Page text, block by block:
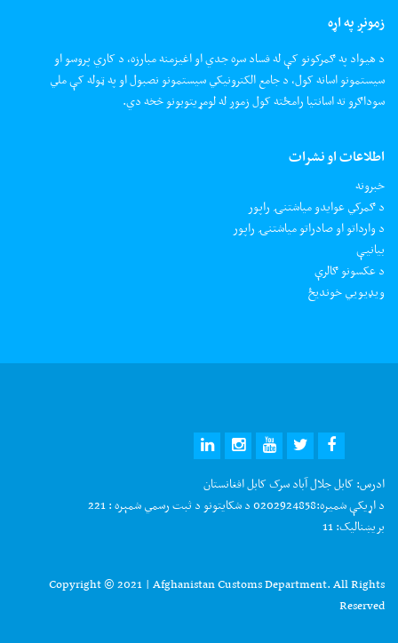
زمونږ په اړه
د هیواد په ګمرکونو کې له فساد سره جدي او اغیزمنه مبارزه، د کاري پروسو او
سیستمونو اسانه کول، د جامع الکترونیکي سیستمونو نصبول او په ټوله کې ملي
سوداګرو ته اسانتیا رامځته کول زموږ له لومړیتوبونو څخه دي.
اطلاعات او نشرات
خبرونه
د ګمرکي عوایدو میاشتنۍ راپور
د وارداتو او صادراتو میاشتنۍ راپور
بیانیې
د عکسونو ګالرې
ويډيويي خونديځ
ادرس:کابل جلال آباد سرک کابل افغانستان
د اړیکې شمیره:0202924858 د شکایتونو د ثبت رسمي شمېره : 221
بریښنالیک:
Copyright © 2021 | Afghanistan Customs Department. All Rights
Reserved